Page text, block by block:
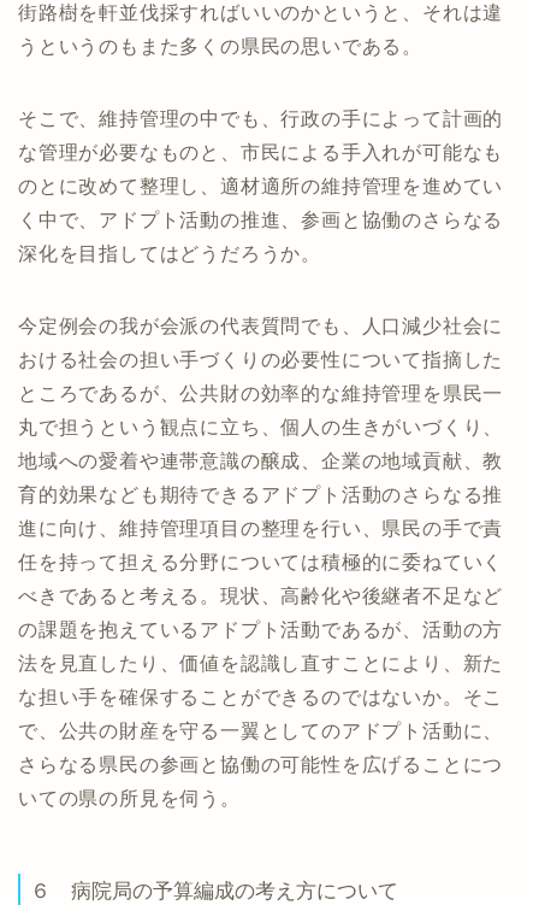
街路樹を軒並伐採すればいいのかというと、それは違
うというのもまた多くの県民の思いである。
そこで、維持管理の中でも、行政の手によって計画的
な管理が必要なものと、市民による手入れが可能なも
のとに改めて整理し、適材適所の維持管理を進めてい
く中で、アドプト活動の推進、参画と協働のさらなる
深化を目指してはどうだろうか。
今定例会の我が会派の代表質問でも、人口減少社会に
おける社会の担い手づくりの必要性について指摘した
ところであるが、公共財の効率的な維持管理を県民一
丸で担うという観点に立ち、個人の生きがいづくり、
地域への愛着や連帯意識の醸成、企業の地域貢献、教
育的効果なども期待できるアドプト活動のさらなる推
進に向け、維持管理項目の整理を行い、県民の手で責
任を持って担える分野については積極的に委ねていく
べきであると考える。現状、高齢化や後継者不足など
の課題を抱えているアドプト活動であるが、活動の方
法を見直したり、価値を認識し直すことにより、新た
な担い手を確保することができるのではないか。そこ
で、公共の財産を守る一翼としてのアドプト活動に、
さらなる県民の参画と協働の可能性を広げることにつ
いての県の所見を伺う。
６ 病院局の予算編成の考え方について